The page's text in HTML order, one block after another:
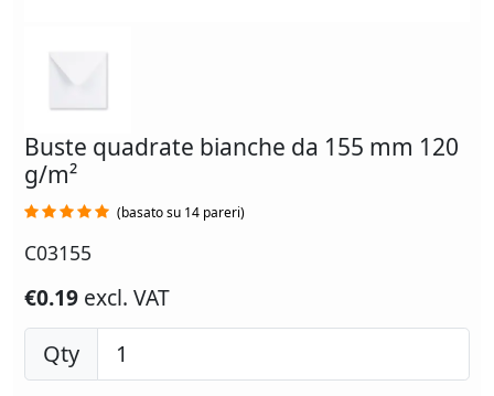
Buste quadrate bianche da 155 mm 120
g/m²
(basato su 14 pareri)
C03155
€0.19 excl. VAT
Qty